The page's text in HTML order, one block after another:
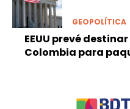
GEOPOLÍTICA
EEUU prevé
Colombia para